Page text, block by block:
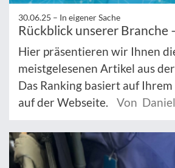
30.06.25 – In eigener Sache
Rückblick unserer Branche
Hier präsentieren wir Ihnen
meistgelesenen Artikel aus
Das Ranking basiert auf
auf der Webseite.
Von